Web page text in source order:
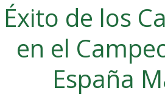
Éxito de los
en el
España